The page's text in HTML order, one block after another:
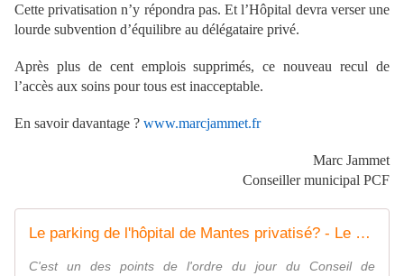
Cette privatisation n’y répondra pas. Et l’Hôpital devra verser une
lourde subvention d’équilibre au délégataire privé.
Après plus de cent emplois supprimés, ce nouveau recul de
l’accès aux soins pour tous est inacceptable.
En savoir davantage ? www.marcjammet.fr
Marc Jammet
Conseiller municipal PCF
Le parking de l'hôpital de Mantes privatisé? - Le blog de Marc Jammet, conseiller municipal PCF de Mantes la Jolie
C'est un des points de l'ordre du jour du Conseil de